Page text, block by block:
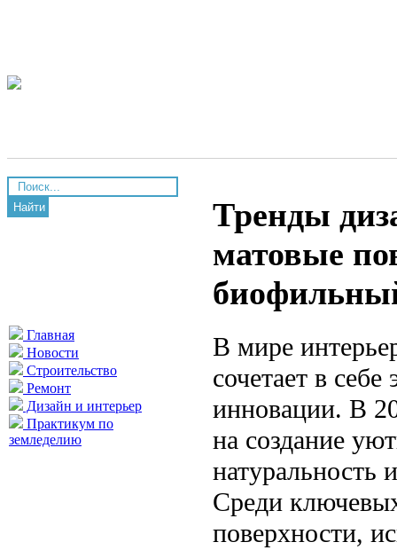
Найти
Главная
Новости
Строительство
Ремонт
Дизайн и интерьер
Практикум по
земледелию
Тренды
матовые
В мире
сочетает в
инновации. В
на создание
натуральность
Среди
поверхности,